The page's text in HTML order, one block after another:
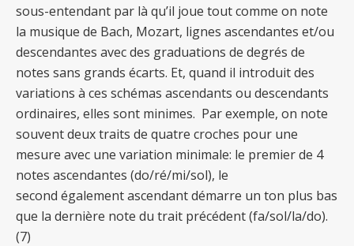
sous-entendant par là qu’il joue tout comme on note
la musique de Bach, Mozart, lignes ascendantes et/ou
descendantes avec des graduations de degrés de
notes sans grands écarts. Et, quand il introduit des
variations à ces schémas ascendants ou descendants
ordinaires, elles sont minimes. Par exemple, on note
souvent deux traits de quatre croches pour une
mesure avec une variation minimale: le premierde 4
notes ascendantes (do/ré/mi/sol), le
second également ascendant démarre un ton plus bas
que la dernière note du trait précédent (fa/sol/la/do).
(7)